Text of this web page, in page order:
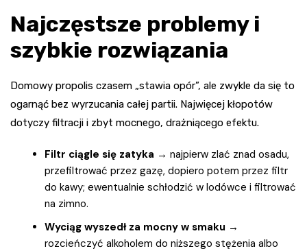
Najczęstsze problemy i
szybkie rozwiązania
Domowy propolis czasem „stawia opór”, ale zwykle da się to
ogarnąć bez wyrzucania całej partii. Najwięcej kłopotów
dotyczy filtracji i zbyt mocnego, drażniącego efektu.
Filtr ciągle się zatyka → najpierw zlać znad osadu,
przefiltrować przez gazę, dopiero potem przez filtr
do kawy; ewentualnie schłodzić w lodówce i filtrować
na zimno.
Wyciąg wyszedł za mocny w smaku →
rozcieńczyć alkoholem do niższego stężenia albo